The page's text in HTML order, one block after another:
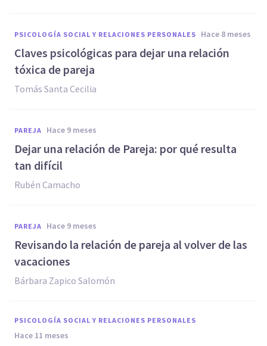
PSICOLOGÍA SOCIAL Y RELACIONES PERSONALES hace 8 meses
Claves psicológicas para dejar una relación
tóxica de pareja
Tomás Santa Cecilia
PAREJA hace 9 meses
Dejar una relación de Pareja: por qué resulta
tan difícil
Rubén Camacho
PAREJA hace 9 meses
Revisando la relación de pareja al volver de las
vacaciones
Bárbara Zapico Salomón
PSICOLOGÍA SOCIAL Y RELACIONES PERSONALES
hace 11 meses